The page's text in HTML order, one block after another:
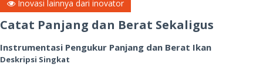
Inovasi lainnya dari inovator
Catat Panjang dan Berat Sekaligus
Instrumentasi Pengukur Panjang dan Berat Ikan
Deskripsi Singkat